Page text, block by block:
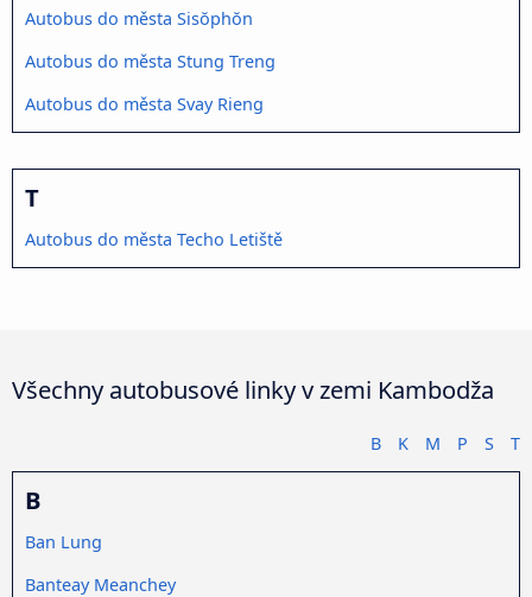
Autobus do města Sisŏphŏn
Autobus do města Stung Treng
Autobus do města Svay Rieng
T
Autobus do města Techo Letiště
Všechny autobusové linky v zemi Kambodža
B K M P S T
B
Ban Lung
Banteay Meanchey